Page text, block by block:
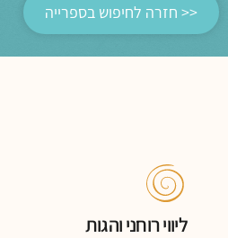
<< חזרה לחיפוש בספרייה
ליווי רוחני והגות